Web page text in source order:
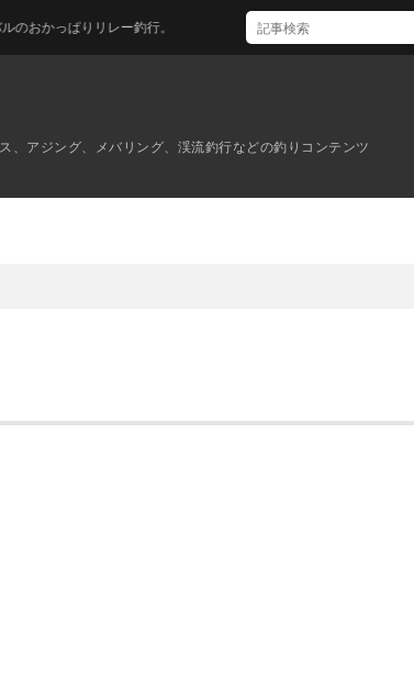
、アジング、メバリング、渓流釣行などの釣りコンテンツ
レー釣行。